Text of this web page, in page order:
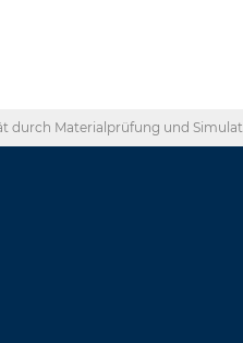
durch Materialprüfung und